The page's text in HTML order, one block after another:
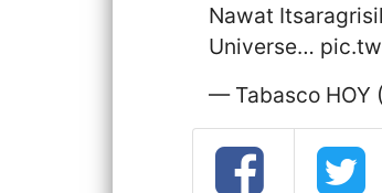
Nawat
Universe…
— Tabasco HOY